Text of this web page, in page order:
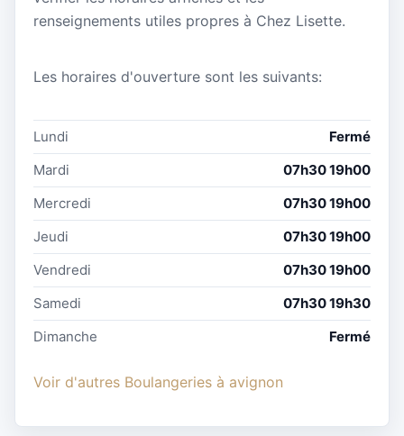
renseignements utiles propres à Chez Lisette.
Les horaires d'ouverture sont les suivants:
Lundi
Fermé
Mardi
07h30 19h00
Mercredi
07h30 19h00
Jeudi
07h30 19h00
Vendredi
07h30 19h00
Samedi
07h30 19h30
Dimanche
Fermé
Voir d'autres Boulangeries à avignon